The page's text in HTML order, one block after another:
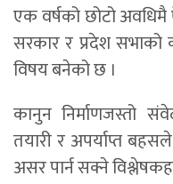
एक वर्षको छोटो
सरकार र प्रदेश सभाको
विषय बनेको छ ।
कानुन निर्माणजस्तो
तयारी र अपर्याप्त
असर पार्न सक्ने